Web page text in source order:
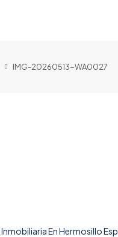
IMG-20260513-WA0027